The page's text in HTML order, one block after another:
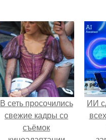
В сеть просочились
свежие кадры со
съёмок
ИИ